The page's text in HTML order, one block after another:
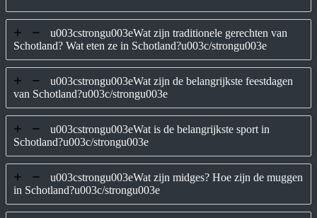
u003cstrongu003eWat zijn traditionele gerechten van
Schotland? Wat eten ze in Schotland?u003c/strongu003e
u003cstrongu003eWat zijn de belangrijkste feestdagen
van Schotland?u003c/strongu003e
u003cstrongu003eWat is de belangrijkste sport in
Schotland?u003c/strongu003e
u003cstrongu003eWat zijn midges? Hoe zijn de muggen
in Schotland?u003c/strongu003e